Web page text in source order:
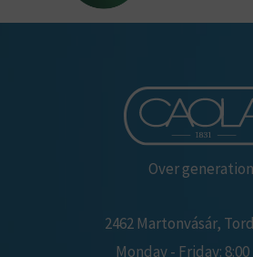
Over
2462 Martonvásár,
Monday - Friday: 8:00